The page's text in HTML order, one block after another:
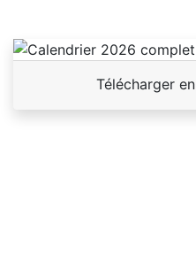
Télécharger en